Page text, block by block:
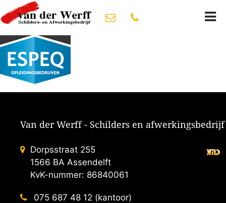
logo espeq
Van der Werff - Schilders en afwerkingsbedrijf
Dorpsstraat 255
1566 BA Assendelft
KvK-nummer: 86840061
075 687 48 12 (kantoor)